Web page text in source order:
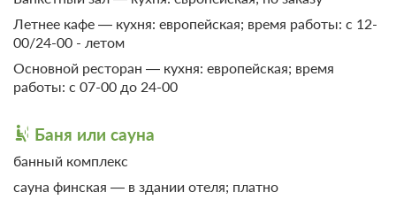
3 000
Летнее кафе — кухня: европейская; время работы: с 12-
00/24-00 - летом
Основной ресторан — кухня: европейская; время
работы: с 07-00 до 24-00
Баня или сауна
банный комплекс
сауна финская — в здании отеля; платно